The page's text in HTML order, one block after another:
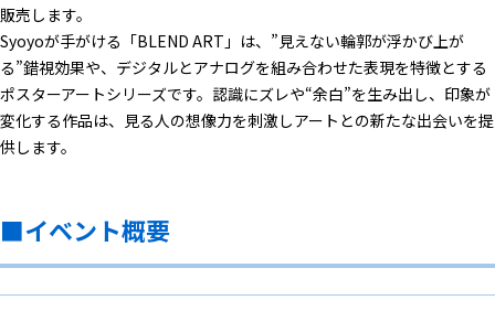
販売します。
Syoyoが手がける「BLEND ART」は、”見えない輪郭が浮かび上が
る”錯視効果や、デジタルとアナログを組み合わせた表現を特徴とする
ポスターアートシリーズです。認識にズレや“余白”を生み出し、印象が
変化する作品は、見る人の想像力を刺激しアートとの新たな出会いを提
供します。
■イベント概要